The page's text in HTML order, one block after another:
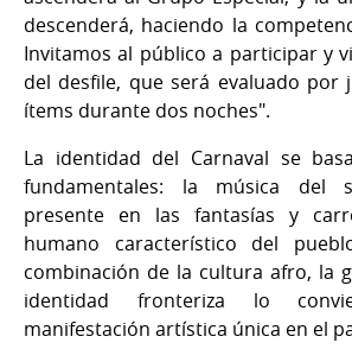
descenderá, haciendo la
Invitamos al público a participar y
del desfile, que será evaluado por
ítems durante dos noches".
La identidad del Carnaval se
fundamentales: la música del
presente en las fantasías y
humano característico del
combinación de la cultura afro, la
identidad fronteriza lo
manifestación artística única en el